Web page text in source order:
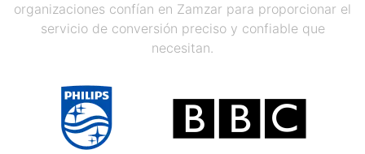
organizaciones confían en Zamzar para proporcionar el
servicio de conversión preciso y confiable que
necesitan.